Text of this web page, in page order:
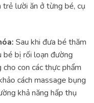
trẻ lười ăn ở từng bé, cụ
Sau khi đưa bé thăm
bé bị rối loạn đường
con các thực phẩm
cách massage bụng
khả năng hấp thụ